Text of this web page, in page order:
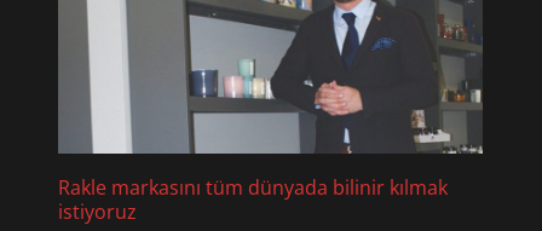
Rakle markasını tüm dünyada bilinir kılmak
istiyoruz